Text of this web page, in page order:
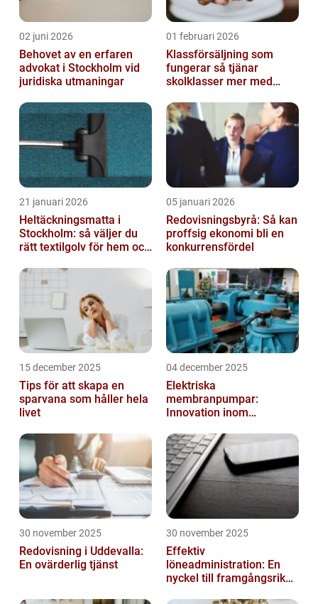
02 juni 2026
Behovet av en erfaren
advokat i Stockholm vid
juridiska utmaningar
01 februari 2026
Klassförsäljning som
fungerar så tjänar
skolklasser mer med
21 januari 2026
Heltäckningsmatta i
Stockholm: så väljer du
rätt textilgolv för hem och
05 januari 2026
Redovisningsbyrå: Så kan
proffsig ekonomi bli en
konkurrensfördel
15 december 2025
Tips för att skapa en
sparvana som håller hela
livet
04 december 2025
Elektriska
membranpumpar:
Innovation inom
30 november 2025
Redovisning i Uddevalla:
En ovärderlig tjänst
30 november 2025
Effektiv
löneadministration: En
nyckel till framgångsrika